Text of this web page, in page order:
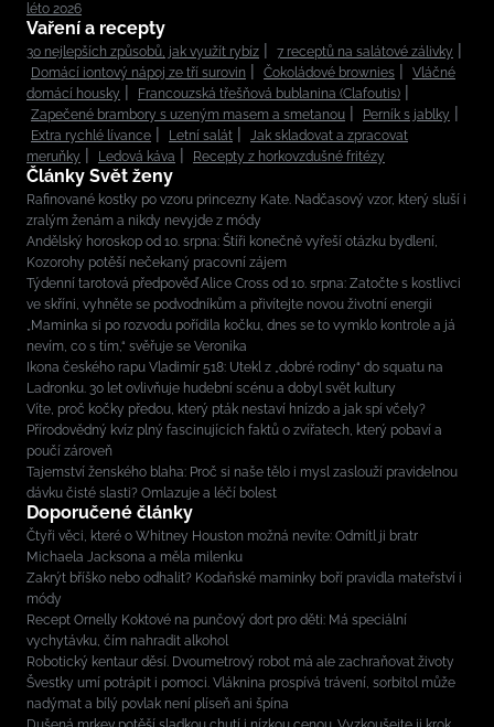
léto 2026
Vaření a recepty
30 nejlepších způsobů, jak využít rybíz
7 receptů na salátové zálivky
Domácí iontový nápoj ze tří surovin
Čokoládové brownies
Vláčné
domácí housky
Francouzská třešňová bublanina (Clafoutis)
Zapečené brambory s uzeným masem a smetanou
Perník s jablky
Extra rychlé lívance
Letní salát
Jak skladovat a zpracovat
meruňky
Ledová káva Recepty z horkovzdušné fritézy
Články Svět ženy
Rafinované kostky po vzoru princezny Kate. Nadčasový vzor, který sluší i
zralým ženám a nikdy nevyjde z módy
Andělský horoskop od 10. srpna: Štíři konečně vyřeší otázku bydlení,
Kozorohy potěší nečekaný pracovní zájem
Týdenní tarotová předpověď Alice Cross od 10. srpna: Zatočte s kostlivci
ve skříni, vyhněte se podvodníkům a přivítejte novou životní energii
„Maminka si po rozvodu pořídila kočku, dnes se to vymklo kontrole a já
nevím, co s tím,“ svěřuje se Veronika
Ikona českého rapu Vladimír 518: Utekl z „dobré rodiny“ do squatu na
Ladronku. 30 let ovlivňuje hudební scénu a dobyl svět kultury
Víte, proč kočky předou, který pták nestaví hnízdo a jak spí včely?
Přírodovědný kvíz plný fascinujících faktů o zvířatech, který pobaví a
poučí zároveň
Tajemství ženského blaha: Proč si naše tělo i mysl zaslouží pravidelnou
dávku čisté slasti? Omlazuje a léčí bolest
Doporučené články
Čtyři věci, které o Whitney Houston možná nevíte: Odmítl ji bratr
Michaela Jacksona a měla milenku
Zakrýt bříško nebo odhalit? Kodaňské maminky boří pravidla mateřství i
módy
Recept Ornelly Koktové na punčový dort pro děti: Má speciální
vychytávku, čím nahradit alkohol
Robotický kentaur děsí. Dvoumetrový robot má ale zachraňovat životy
Švestky umí potrápit i pomoci. Vláknina prospívá trávení, sorbitol může
nadýmat a bílý povlak není plíseň ani špína